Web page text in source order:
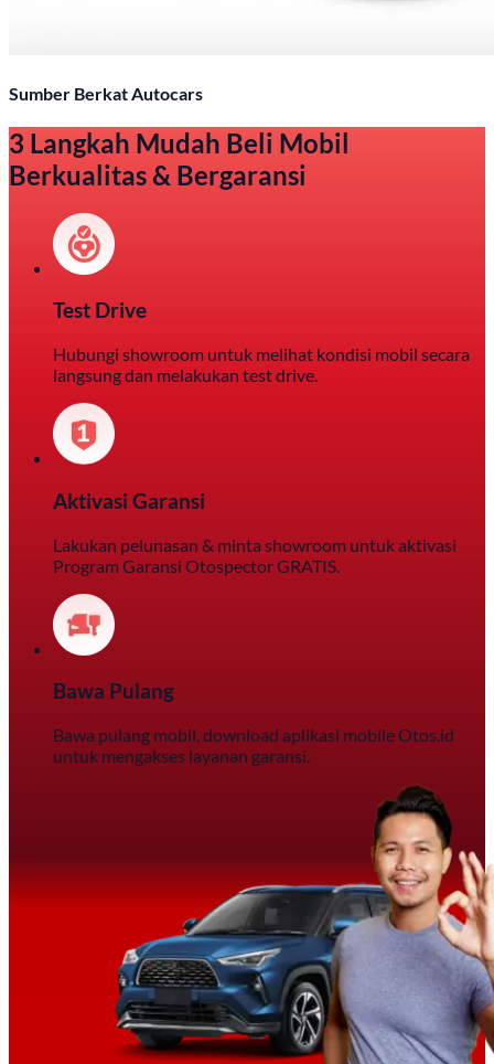
Sumber Berkat Autocars
3 Langkah Mudah Beli Mobil
Berkualitas & Bergaransi
Test Drive
Hubungi showroom untuk melihat kondisi mobil secara
langsung dan melakukan test drive.
Aktivasi Garansi
Lakukan pelunasan & minta showroom untuk aktivasi
Program Garansi Otospector GRATIS.
Bawa Pulang
Bawa pulang mobil, download aplikasi mobile Otos.id
untuk mengakses layanan garansi.